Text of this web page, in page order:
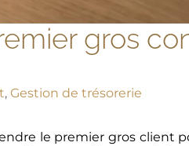
gros
, Gestion de trésorerie
le premier gros client